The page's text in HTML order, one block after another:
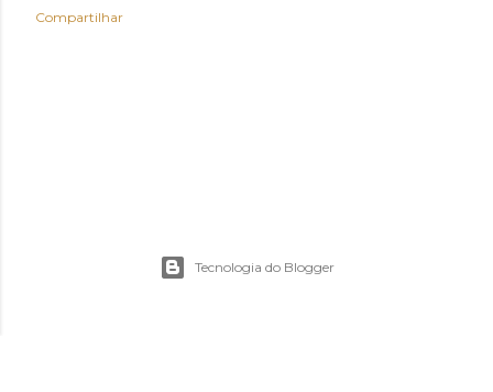
Compartilhar
Tecnologia do Blogger